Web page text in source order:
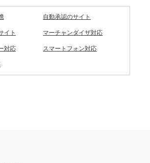
自動承認のサイト
イト マーチャンダイザ対応
対応 スマートフォン対応